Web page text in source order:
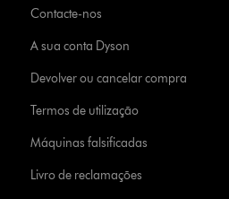
Contacte-nos
A sua conta Dyson
Devolver ou cancelar compra
Termos de utilização
Máquinas falsificadas
Livro de reclamações